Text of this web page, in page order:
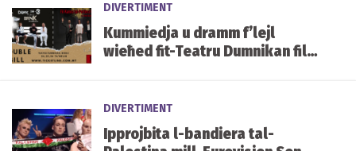
DIVERTIMENT
Kummiedja u dramm f’lejl
wieħed fit-Teatru Dumnikan fil-
DIVERTIMENT
Ipprojbita l-bandiera tal-